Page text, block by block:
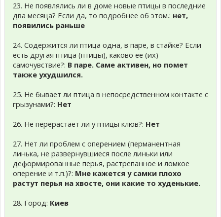
23. Не появлялись ли в доме новые птицы в последние
два месяца? Если да, то подробнее об этом.: нет,
появились раньше
24. Содержится ли птица одна, в паре, в стайке? Если
есть другая птица (птицы), каково ее (их)
самочувствие?: В паре. Саме активен, но помет
также ухудшился.
25. Не бывает ли птица в непосредственном контакте с
грызунами?: Нет
26. Не перерастает ли у птицы клюв?: Нет
27. Нет ли проблем с оперением (перманентная
линька, не развернувшиеся после линьки или
деформированные перья, растрепанное и ломкое
оперение и т.п.)?: Мне кажется у самки плохо
растут перья на хвосте, они какие то худенькие.
28. Город: Киев